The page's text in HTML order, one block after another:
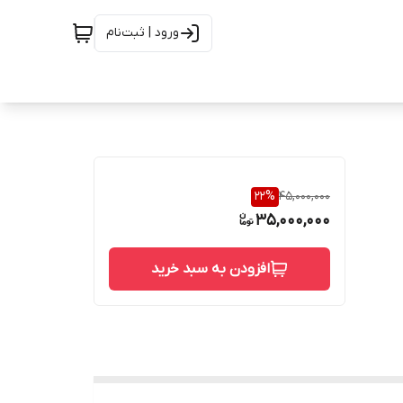
ورود | ثبت‌نام
45,000,000
22%
35,000,000
افزودن به سبد خرید